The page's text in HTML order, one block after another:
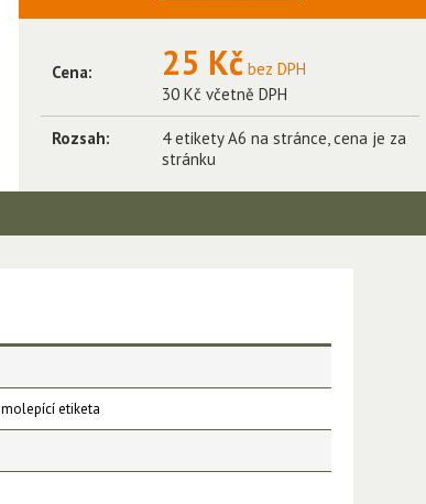
Cena: 25 Kč bez DPH
30 Kč včetně DPH
Rozsah:
4 etikety A6 na stránce, cena je za
stránku
etiketa